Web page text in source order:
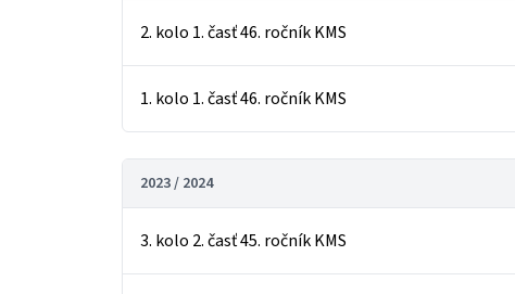
2. kolo 1. časť 46. ročník KMS
1. kolo 1. časť 46. ročník KMS
2023 / 2024
3. kolo 2. časť 45. ročník KMS